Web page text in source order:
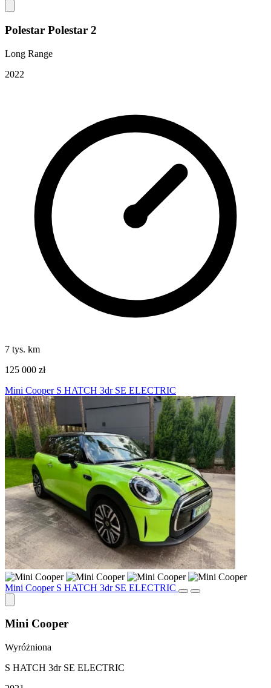
Polestar Polestar 2
Long Range
2022
7 tys. km
125 000 zł
Mini Cooper S HATCH 3dr SE ELECTRIC
Mini Cooper S HATCH 3dr SE ELECTRIC
Mini Cooper
Wyróżniona
S HATCH 3dr SE ELECTRIC